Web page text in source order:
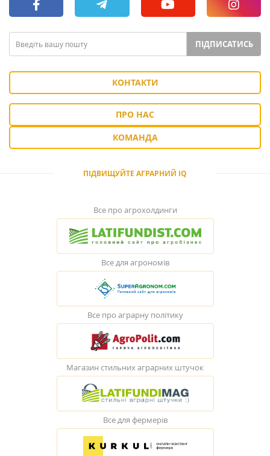
ПІДПИСАТИСЬ
КОНТАКТИ
ПРО НАС
КОМАНДА
ПІДВИЩУЙТЕ АГРАРНИЙ IQ
Все про агрохолдинги
Все для агрономів
Все про аграрну політику
Магазин стильних аграрних штучок
Все для фермерів